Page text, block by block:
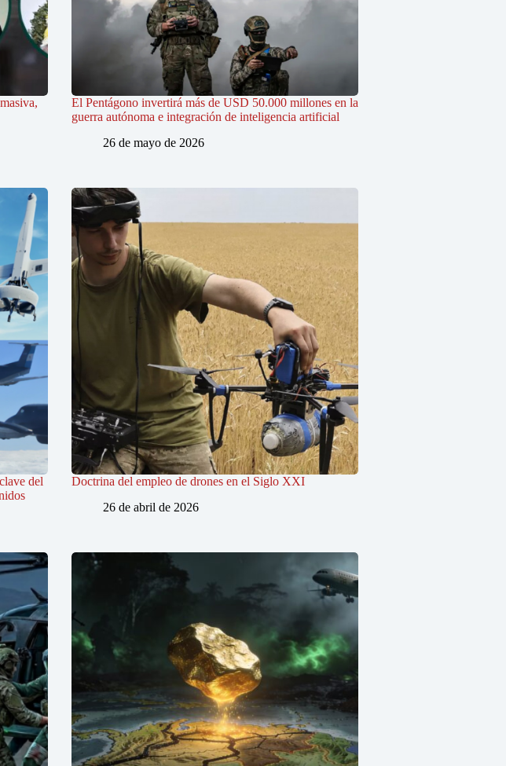
El Pentágono invertirá más de USD 50.000 millones en la
guerra autónoma e integración de inteligencia artificial
26 de mayo de 2026
del
Doctrina del empleo de drones en el Siglo XXI
26 de abril de 2026